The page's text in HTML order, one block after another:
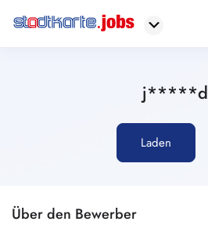
j*****d
Laden
Über den Bewerber